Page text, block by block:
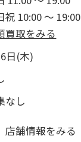
祝 10:00 ～ 19:00
買取をみる
日(木)
なし
店舗情報をみる